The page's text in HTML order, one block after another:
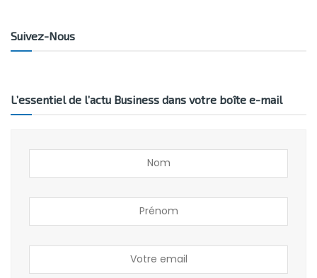
Suivez-Nous
L’essentiel de l’actu Business dans votre boîte e-mail